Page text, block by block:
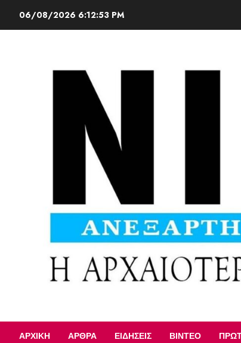
06/08/2026 6:12:54 PM
ΑΡΧΙΚΉ ΆΡΘΡΑ ΕΙΔΉΣΕΙΣ ΒΊΝΤΕΟ